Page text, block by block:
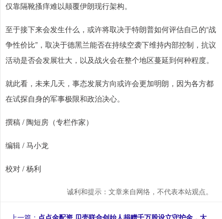
仅靠隔靴搔痒难以颠覆伊朗现行架构。
至于接下来会发生什么，或许将取决于特朗普如何评估自己的“战
争性价比”，取决于德黑兰能否在持续空袭下维持内部控制，抗议
活动是否会发展壮大，以及战火会在整个地区蔓延到何种程度。
就此看，未来几天，事态发展方向或许会更加明朗，因为各方都
在试探自身的军事极限和政治决心。
撰稿 / 陶短房（专栏作家）
编辑 / 马小龙
校对 / 杨利
诚利和提示：文章来自网络，不代表本站观点。